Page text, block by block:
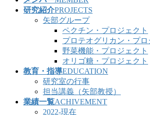
研究紹介PROJECTS
矢部グループ
ペクチン・プロジェクト
プロテオグリカン・プロ
野菜機能・プロジェクト
オリゴ糖・プロジェクト
教育・指導EDUCATION
研究室の行事
担当講義（矢部教授）
業績一覧ACHIVEMENT
2022-現在